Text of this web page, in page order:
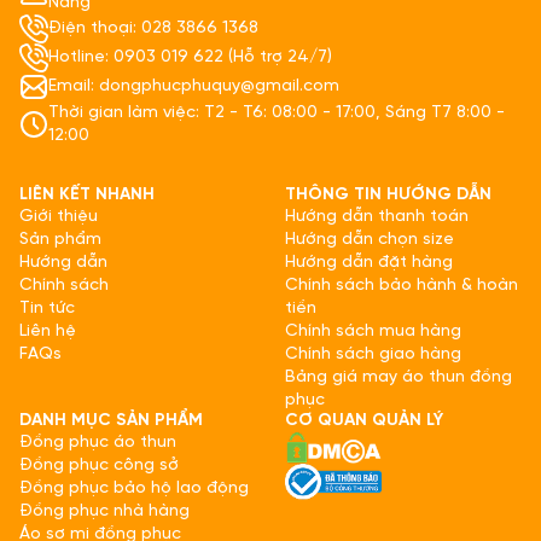
Điện thoại: 028 3866 1368
Hotline: 0903 019 622 (Hỗ trợ 24/7)
Email: dongphucphuquy@gmail.com
Thời gian làm việc: T2 - T6: 08:00 - 17:00, Sáng T7 8:00 -
12:00
LIÊN KẾT NHANH
Giới thiệu
Sản phẩm
Hướng dẫn
Chính sách
Tin tức
Liên hệ
FAQs
THÔNG TIN HƯỚNG DẪN
Hướng dẫn thanh toán
Hướng dẫn chọn size
Hướng dẫn đặt hàng
Chính sách bảo hành & hoàn
tiền
Chính sách mua hàng
Chính sách giao hàng
Bảng giá may áo thun đồng
phục
DANH MỤC SẢN PHẨM
Đồng phục áo thun
Đồng phục công sở
Đồng phục bảo hộ lao động
Đồng phục nhà hàng
Áo sơ mi đồng phục
CƠ QUAN QUẢN LÝ